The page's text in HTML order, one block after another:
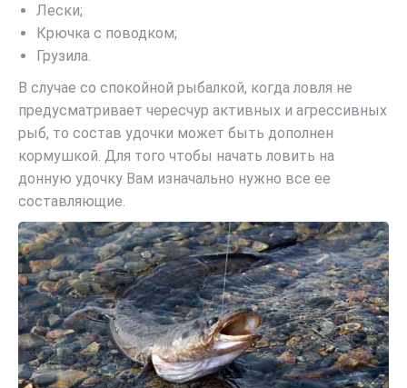
Лески;
Крючка с поводком;
Грузила.
В случае со спокойной рыбалкой, когда ловля не
предусматривает чересчур активных и агрессивных
рыб, то состав удочки может быть дополнен
кормушкой. Для того чтобы начать ловить на
донную удочку Вам изначально нужно все ее
составляющие.